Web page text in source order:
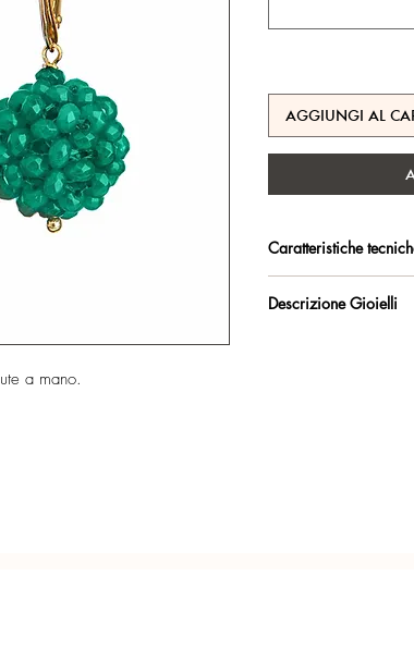
a mano.
AGGIUNGI AL
Caratteristiche
trattamento
Descrizione Gioielli